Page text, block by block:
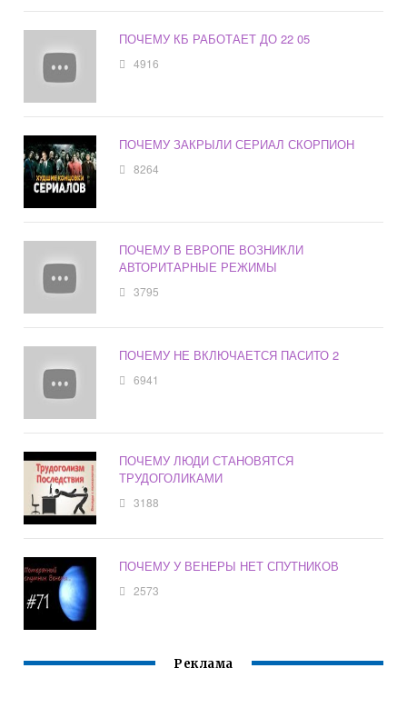
ПОЧЕМУ КБ РАБОТАЕТ ДО 22 05
4916
ПОЧЕМУ ЗАКРЫЛИ СЕРИАЛ СКОРПИОН
8264
ПОЧЕМУ В ЕВРОПЕ ВОЗНИКЛИ
АВТОРИТАРНЫЕ РЕЖИМЫ
3795
ПОЧЕМУ НЕ ВКЛЮЧАЕТСЯ ПАСИТО 2
6941
ПОЧЕМУ ЛЮДИ СТАНОВЯТСЯ
ТРУДОГОЛИКАМИ
3188
ПОЧЕМУ У ВЕНЕРЫ НЕТ СПУТНИКОВ
2573
Реклама